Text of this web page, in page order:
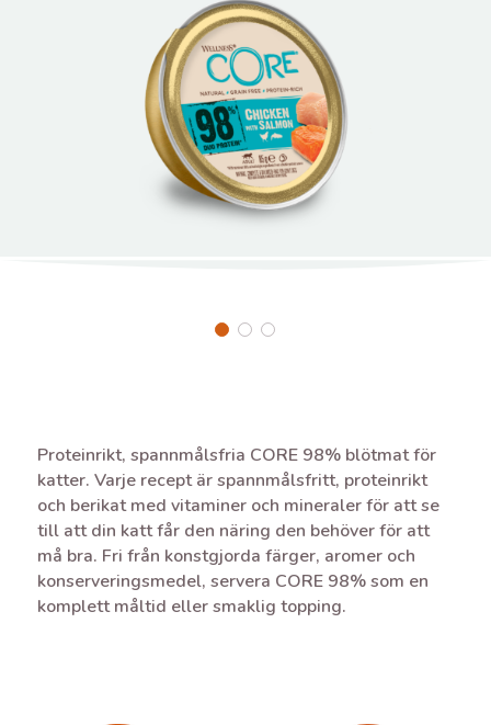
Proteinrikt, spannmålsfria CORE 98% blötmat för
katter. Varje recept är spannmålsfritt, proteinrikt
och berikat med vitaminer och mineraler för att se
till att din katt får den näring den behöver för att
må bra. Fri från konstgjorda färger, aromer och
konserveringsmedel, servera CORE 98% som en
komplett måltid eller smaklig topping.